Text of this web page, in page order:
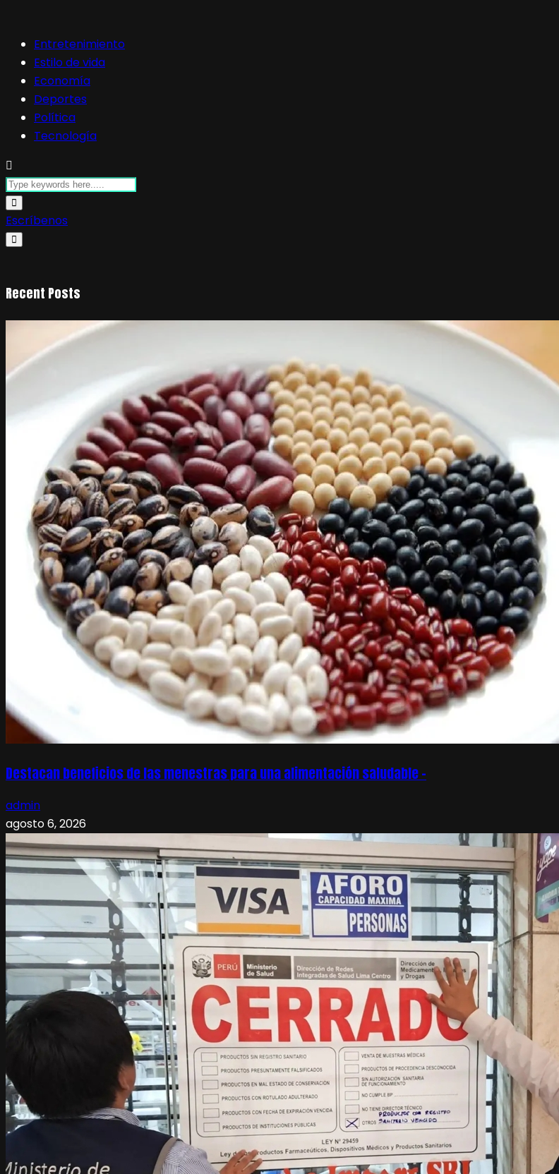
Entretenimiento
Estilo de vida
Economía
Deportes
Política
Tecnología
Escríbenos
Recent Posts
Destacan beneficios de las menestras para una alimentación saludable –
admin
agosto 6, 2026